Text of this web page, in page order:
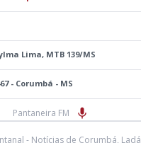
Lima, MTB 139/MS
- Corumbá - MS
Pantaneira FM
- Notícias de Corumbá,